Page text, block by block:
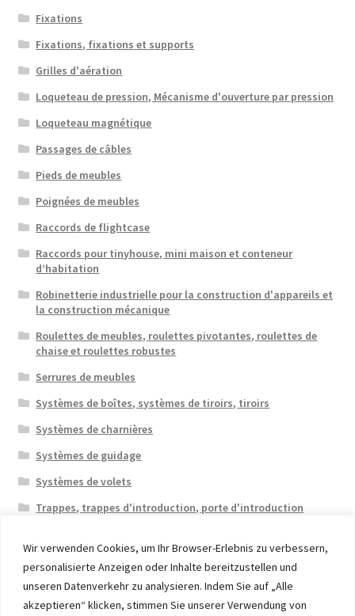
Wir verwenden Cookies, um Ihr Browser-Erlebnis zu verbessern,
personalisierte Anzeigen oder Inhalte bereitzustellen und
unseren Datenverkehr zu analysieren. Indem Sie auf „Alle
akzeptieren“ klicken, stimmen Sie unserer Verwendung von
Fixations
Fixations, fixations et supports
Grilles d'aération
Loqueteau de pression, Mécanisme d'ouverture par pression
Loqueteau magnétique
Passages de câbles
Pieds de meubles
Poignées de meubles
Raccords de flightcase
Raccords pour tinyhouse, mini maison et conteneur
d’habitation
Robinetterie industrielle pour la construction d'appareils et
la construction mécanique
Roulettes de meubles, roulettes pivotantes, roulettes de
chaise et roulettes robustes
Serrures de meubles
Systèmes de boîtes, systèmes de tiroirs, tiroirs
Systèmes de charnières
Systèmes de guidage
Systèmes de volets
Trappes, trappes d'introduction, porte d'introduction